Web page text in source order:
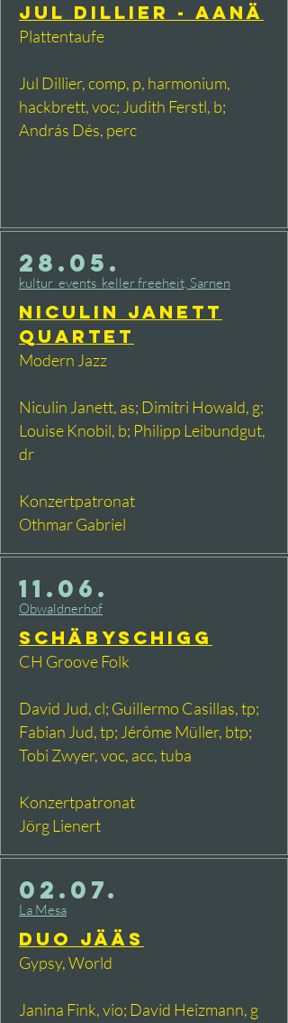
Jul Dillier - AANÄ
Plattentaufe
Jul Dillier, comp, p, harmonium,
hackbrett, voc; Judith Ferstl, b;
András Dés, perc
28.05.
kultur_events_keller freeheit, Sarnen
Niculin Janett
Quartet
Modern Jazz
Niculin Janett, as; Dimitri Howald, g;
Louise Knobil, b; Philipp Leibundgut,
dr​
Konzertpatronat
Othmar Gabriel
11.06.
Obwaldnerhof
Schäbyschigg
CH Groove Folk
David Jud, cl; Guillermo Casillas, tp;
Fabian Jud, tp; Jérôme Müller, btp;
Tobi Zwyer, voc, acc, tuba
Konzertpatronat
Jörg Lienert
02.07.
La Mesa
Duo Jääs
Gypsy, World
Janina Fink, vio; David Heizmann, g